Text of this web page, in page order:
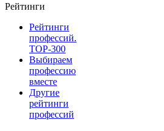
Рейтинги
Рейтинги
профессий.
TOP-300
Выбираем
профессию
вместе
Другие
рейтинги
профессий